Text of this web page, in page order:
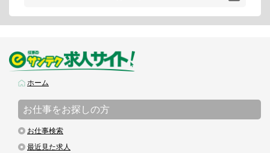
ホーム
お仕事をお探しの方
お仕事検索
最近見た求人